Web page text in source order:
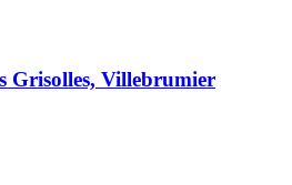
Grisolles, Villebrumier